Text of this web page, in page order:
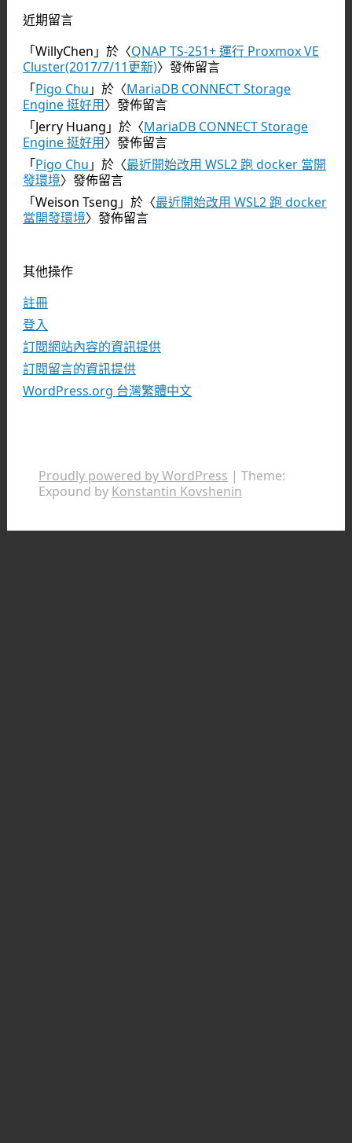
近期留言
「WillyChen 」於〈QNAP TS-251+ 運行 Proxmox VE
Cluster(2017/7/11更新)〉發佈留言
「Pigo Chu 」於〈MariaDB CONNECT Storage
Engine 挺好用〉發佈留言
「Jerry Huang 」於〈MariaDB CONNECT Storage
Engine 挺好用〉發佈留言
「Pigo Chu 」於〈最近開始改用 WSL2 跑 docker 當開
發環境〉發佈留言
「Weison Tseng 」於〈最近開始改用 WSL2 跑 docker
當開發環境〉發佈留言
其他操作
註冊
登入
訂閱網站內容的資訊提供
訂閱留言的資訊提供
WordPress.org 台灣繁體中文
Proudly powered by WordPress | Theme:
Expound by Konstantin Kovshenin